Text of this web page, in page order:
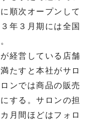
順次オープンして
年３月期には全国
経営している店舗
たすと本社がサロ
ンでは商品の販売
する。サロンの担
月間ほどはフォロ